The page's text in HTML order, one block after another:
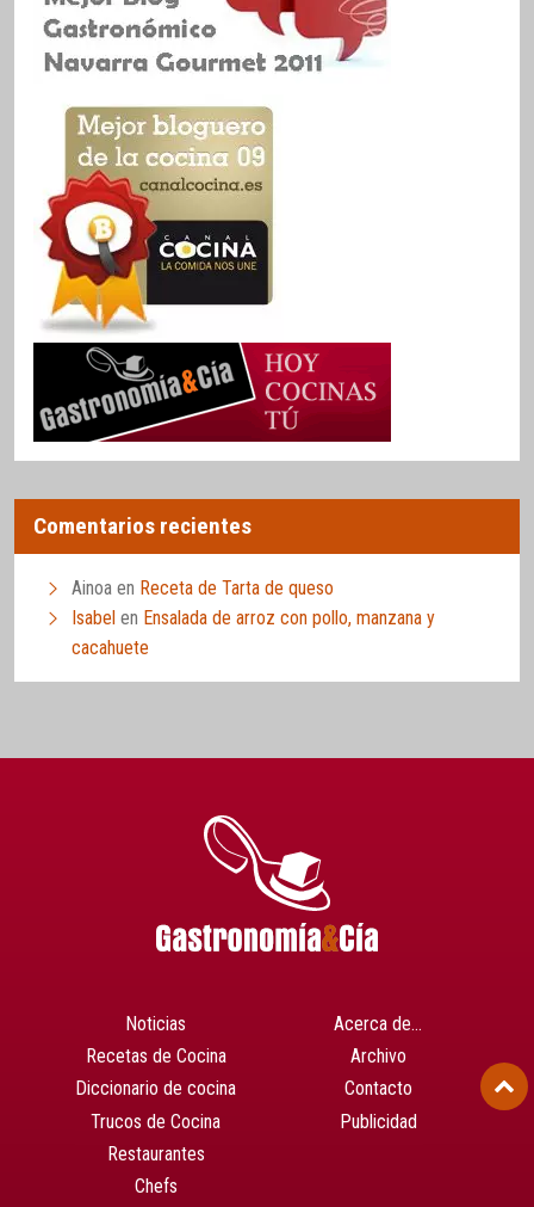
Comentarios recientes
Ainoa en Receta de Tarta de queso
Isabel en Ensalada de arroz con pollo, manzana y
cacahuete
Noticias
Recetas de Cocina
Diccionario de cocina
Trucos de Cocina
Restaurantes
Chefs
Acerca de…
Archivo
Contacto
Publicidad